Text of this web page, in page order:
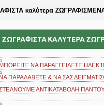
καλύτερα ΖΩΓΡΑΦΙΣΜΕΝΑ
ΖΩΓΡΑΦΙΣΤΑ ΚΑΛΎΤΕΡΑ
ΜΠΟΡΕΙΤΕ ΝΑ ΠΑΡΑΓΓΕΙΛΕΤΕ
ΝΑ ΠΑΡΑΛΑΒΕΤΕ & ΝΑ ΣΑΣ
ΑΝΤΙΚΑΤΑΒΟΛΗ